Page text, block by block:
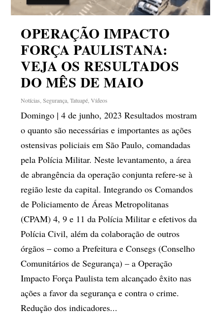
OPERAÇÃO IMPACTO
FORÇA PAULISTANA:
VEJA OS RESULTADOS
DO MÊS DE MAIO
Notícias ,Segurança ,Tatuapé ,Vídeos
Domingo | 4 de junho, 2023 Resultados mostram
o quanto são necessárias e importantes as ações
ostensivas policiais em São Paulo, comandadas
pela Polícia Militar. Neste levantamento, a área
de abrangência da operação conjunta refere-se à
região leste da capital. Integrando os Comandos
de Policiamento de Áreas Metropolitanas
(CPAM) 4, 9 e 11 da Polícia Militar e efetivos da
Polícia Civil, além da colaboração de outros
órgãos – como a Prefeitura e Consegs (Conselho
Comunitários de Segurança) – a Operação
Impacto Força Paulista tem alcançado êxito nas
ações a favor da segurança e contra o crime.
Redução dos indicadores...